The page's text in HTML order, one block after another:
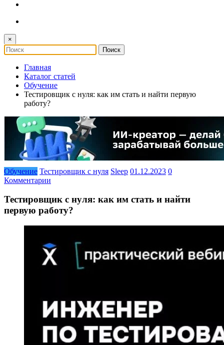
×
Главная
Каталог статей
Обучение
Тестировщик с нуля: как им стать и найти первую
работу?
Обучение Тестировщик с нуля Sleep 01.12.2023 0
Комментарии
Тестировщик с нуля: как им стать и найти
первую работу?